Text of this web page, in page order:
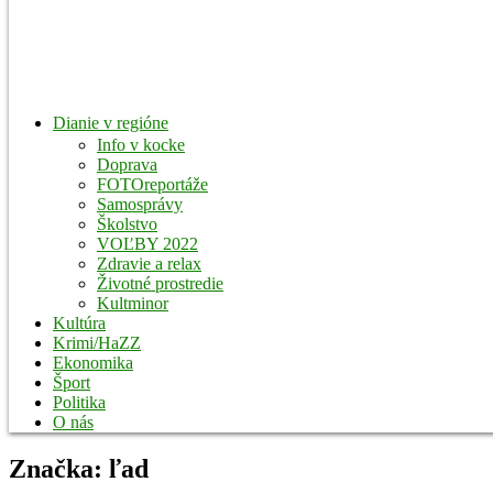
Dianie v regióne
Info v kocke
Doprava
FOTOreportáže
Samosprávy
Školstvo
VOĽBY 2022
Zdravie a relax
Životné prostredie
Kultminor
Kultúra
Krimi/HaZZ
Ekonomika
Šport
Politika
O nás
Značka: ľad